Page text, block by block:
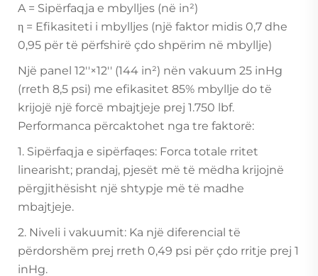
A = Sipërfaqja e mbylljes (në in²)
η = Efikasiteti i mbylljes (një faktor midis 0,7 dhe
0,95 për të përfshirë çdo shpërim në mbyllje)
Një panel 12''×12'' (144 in²) nën vakuum 25 inHg
(rreth 8,5 psi) me efikasitet 85% mbyllje do të
krijojë një forcë mbajtjeje prej 1.750 lbf.
Performanca përcaktohet nga tre faktorë:
1. Sipërfaqja e sipërfaqes: Forca totale rritet
linearisht; prandaj, pjesët më të mëdha krijojnë
përgjithësisht një shtypje më të madhe
mbajtjeje.
2. Niveli i vakuumit: Ka një diferencial të
përdorshëm prej rreth 0,49 psi për çdo rritje prej 1
inHg.